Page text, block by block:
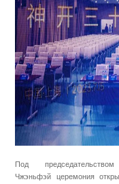
Под
Чжэньфэй церемония